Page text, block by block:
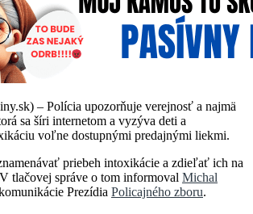
– Polícia upozorňuje verejnosť a najmä
sa šíri internetom a vyzýva deti a
voľne dostupnými predajnými liekmi.
priebeh intoxikácie a zdieľať ich na
tlačovej správe o tom informoval Michal
Prezídia Policajného zboru.